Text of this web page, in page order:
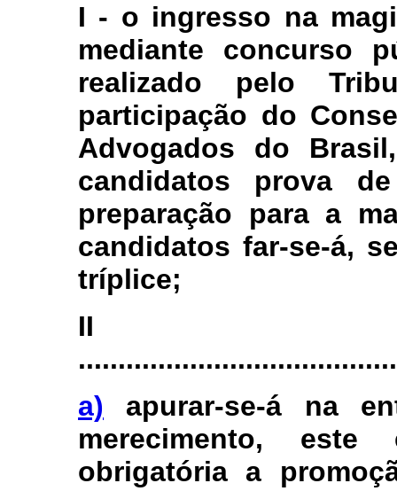
I - o ingresso na
mediante concurso
realizado pelo
participação do
Advogados do
candidatos prova
preparação para a
candidatos far-se-á,
tríplice;
a) apurar-se-á na
merecimento,
obrigatória a